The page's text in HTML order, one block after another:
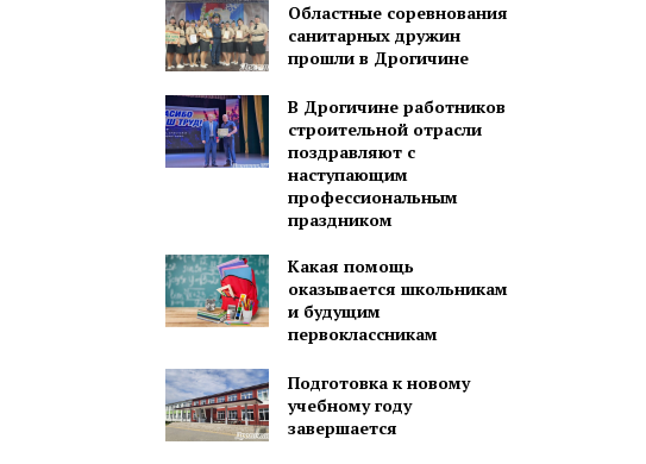
Областные соревнования
санитарных дружин
прошли в Дрогичине
В Дрогичине работников
строительной отрасли
поздравляют с
наступающим
профессиональным
праздником
Какая помощь
оказывается школьникам
и будущим
первоклассникам
Подготовка к новому
учебному году
завершается